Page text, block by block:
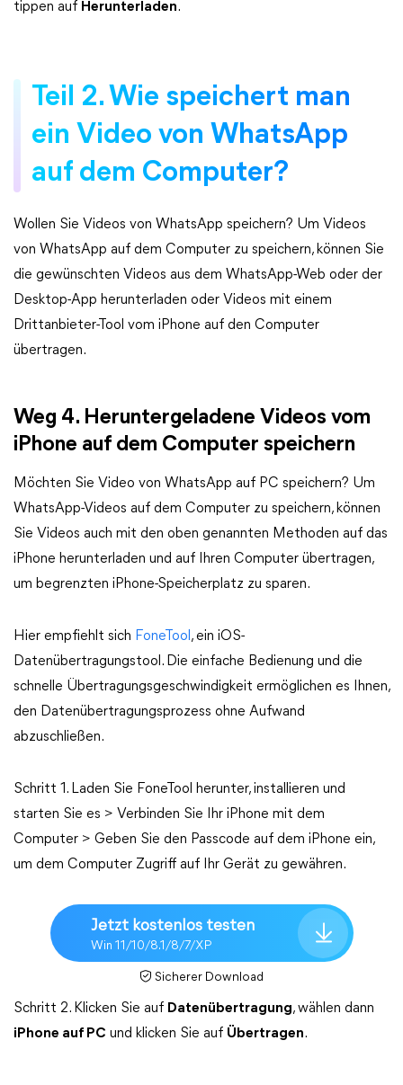
tippen auf Herunterladen.
Teil 2. Wie speichert man
ein Video von WhatsApp
auf dem Computer?
Wollen Sie Videos von WhatsApp speichern? Um Videos
von WhatsApp auf dem Computer zu speichern, können Sie
die gewünschten Videos aus dem WhatsApp-Web oder der
Desktop-App herunterladen oder Videos mit einem
Drittanbieter-Tool vom iPhone auf den Computer
übertragen.
Weg 4. Heruntergeladene Videos vom
iPhone auf dem Computer speichern
Möchten Sie Video von WhatsApp auf PC speichern? Um
WhatsApp-Videos auf dem Computer zu speichern, können
Sie Videos auch mit den oben genannten Methoden auf das
iPhone herunterladen und auf Ihren Computer übertragen,
um begrenzten iPhone-Speicherplatz zu sparen.
Hier empfiehlt sich FoneTool , ein iOS-
Datenübertragungstool. Die einfache Bedienung und die
schnelle Übertragungsgeschwindigkeit ermöglichen es Ihnen,
den Datenübertragungsprozess ohne Aufwand
abzuschließen.
Schritt 1. Laden Sie FoneTool herunter, installieren und
starten Sie es > Verbinden Sie Ihr iPhone mit dem
Computer > Geben Sie den Passcode auf dem iPhone ein,
um dem Computer Zugriff auf Ihr Gerät zu gewähren.
Jetzt kostenlos testen
Win 11/10/8.1/8/7/XP
Sicherer Download
Schritt 2. Klicken Sie auf Datenübertragung, wählen dann
iPhone auf PC und klicken Sie auf Übertragen.